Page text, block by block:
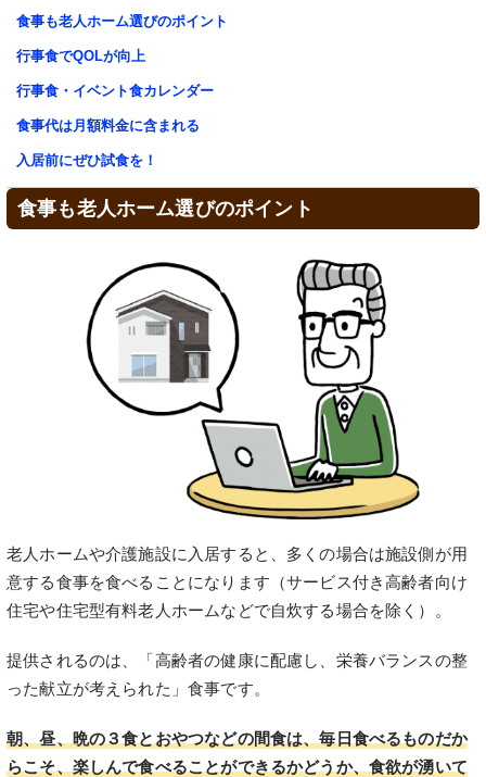
食事も老人ホーム選びのポイント
行事食でQOLが向上
行事食・イベント食カレンダー
食事代は月額料金に含まれる
入居前にぜひ試食を！
食事も老人ホーム選びのポイント
老人ホームや介護施設に入居すると、多くの場合は施設側が用
意する食事を食べることになります（サービス付き高齢者向け
住宅や住宅型有料老人ホームなどで自炊する場合を除く）。
提供されるのは、「高齢者の健康に配慮し、栄養バランスの整
った献立が考えられた」食事です。
朝、昼、晩の３食とおやつなどの間食は、毎日食べるものだか
らこそ、楽しんで食べることができるかどうか、食欲が湧いて